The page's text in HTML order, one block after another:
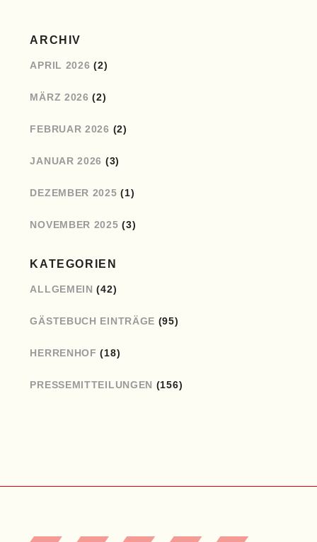
ARCHIV
APRIL 2026 (2)
MÄRZ 2026 (2)
FEBRUAR 2026 (2)
JANUAR 2026 (3)
DEZEMBER 2025 (1)
NOVEMBER 2025 (3)
KATEGORIEN
ALLGEMEIN (42)
GÄSTEBUCH EINTRÄGE (95)
HERRENHOF (18)
PRESSEMITTEILUNGEN (156)